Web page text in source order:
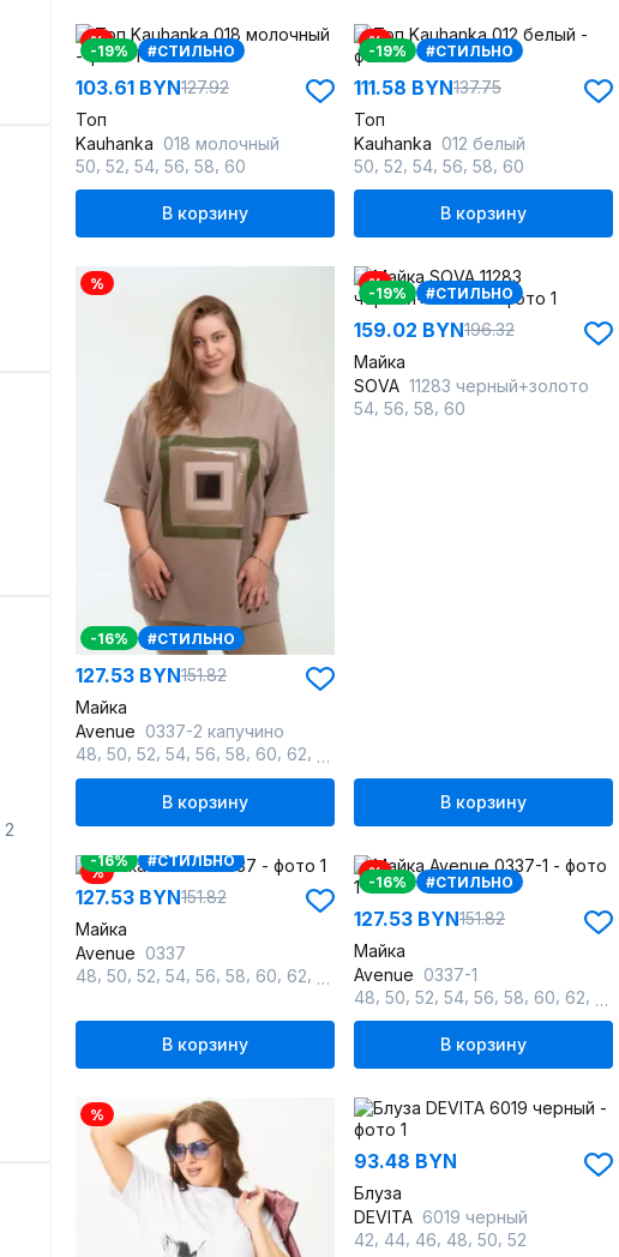
2
%
-19% #СТИЛЬНО
103.61 BYN127.92
Топ
Kauhanka 018 молочный
50 52 54 56 58 60
В корзину
%
-19% #СТИЛЬНО
111.58 BYN137.75
Топ
Kauhanka 012 белый
50 52 54 56 58 60
В корзину
%
-16% #СТИЛЬНО
127.53 BYN151.82
Майка
Avenue 0337-2 капучино
48 50 52 54 56 58 60 62
В корзину
%
-19% #СТИЛЬНО
159.02 BYN196.32
Майка
SOVA 11283 черный+золото
54 56 58 60
В корзину
%
-16% #СТИЛЬНО
127.53 BYN151.82
Майка
Avenue 0337
48 50 52 54 56 58 60 62 66,68,70,72
В корзину
%
-16% #СТИЛЬНО
127.53 BYN151.82
Майка
Avenue 0337-1
48 50 52 54 56 58 60 62
В корзину
%
93.48 BYN
Блуза
DEVITA 6019 черный
42 44 46 48 50 52